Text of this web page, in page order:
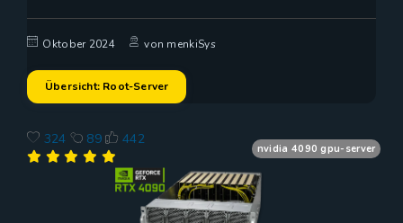
Oktober 2024 von menkiSys
Übersicht: Root-Server
324 89 442
nvidia 4090 gpu-server